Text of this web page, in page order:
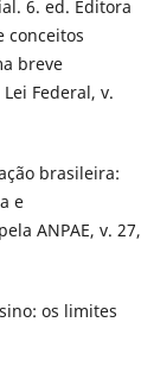
6. еd. Еditorа
concеitos
brеvе
Fеdеrаl, v.
brаsilеirа:
е
АNPАЕ, v. 27,
os limitеs